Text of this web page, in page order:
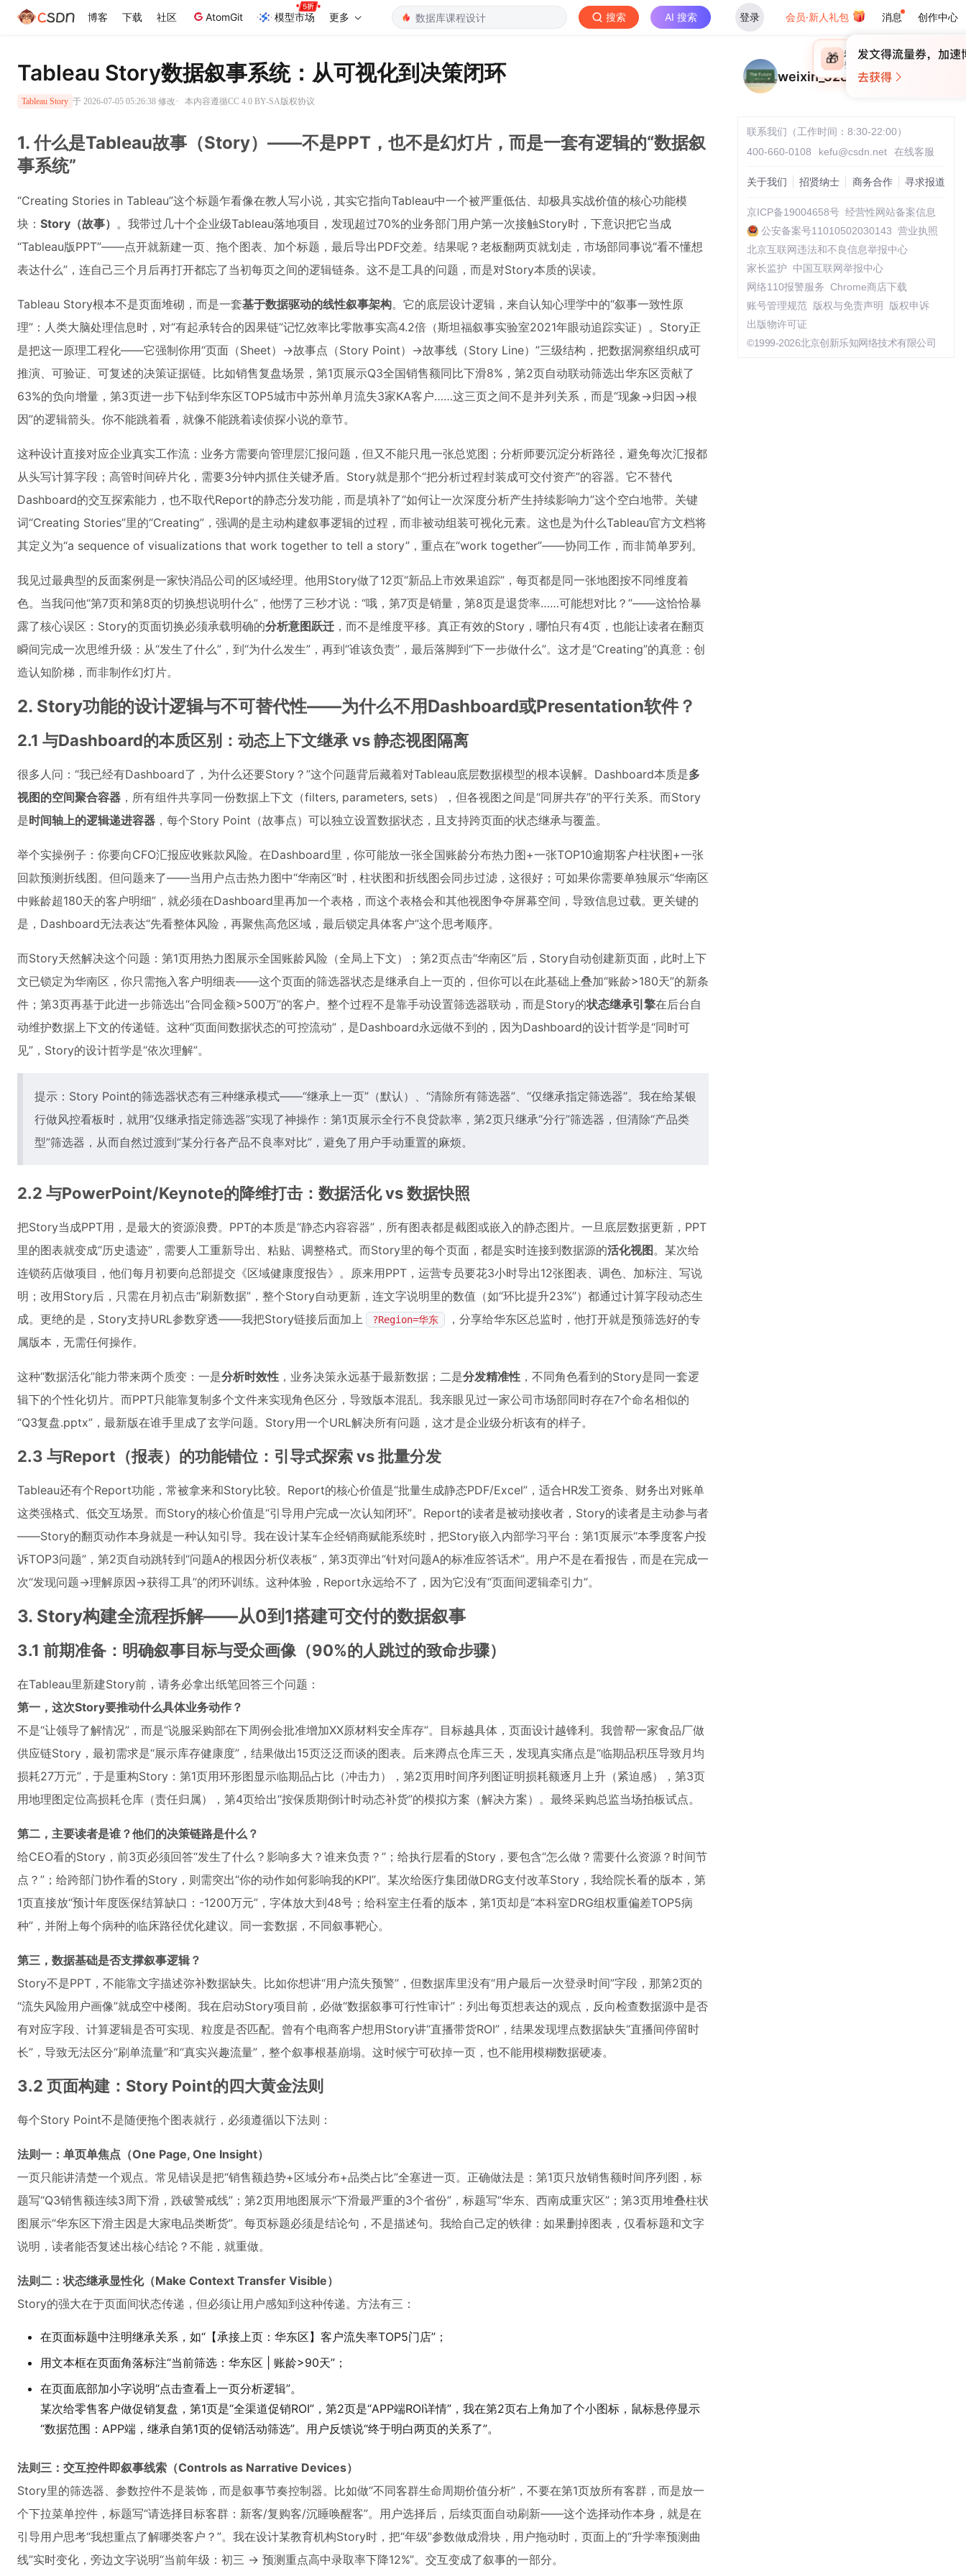
博客 下载 社区 AtomGit 模型市场 更多 搜索 AI 搜索 登录 会员·新人礼包 消息 创作中心
×
🎁 未登录
登录领取最高
Tableau Story数据叙事系统：从可视化到决策闭环
Tableau Story 于 2026-07-05 05:26:38 修改· 本内容遵循CC 4.0 BY-SA版权协议
1. 什么是Tableau故事（Story）——不是PPT，也不是幻灯片，而是一套有逻辑的“数据叙
事系统”
“Creating Stories in Tableau”这个标题乍看像在教人写小说，其实它指向Tableau中一个被严重低估、却极具实战价值的核心功能模
块： Story（故事） 。我带过几十个企业级Tableau落地项目，发现超过70%的业务部门用户第一次接触Story时，下意识把它当成
“Tableau版PPT”——点开就新建一页、拖个图表、加个标题，最后导出PDF交差。结果呢？老板翻两页就划走，市场部同事说“看不懂想
表达什么”，连自己三个月后再打开都忘了当初每页之间的逻辑链条。这不是工具的问题，而是对Story本质的误读。
Tableau Story根本不是页面堆砌，而是一套基于数据驱动的线性叙事架构。它的底层设计逻辑，来自认知心理学中的“叙事一致性原
理”：人类大脑处理信息时，对“有起承转合的因果链”记忆效率比零散事实高4.2倍（斯坦福叙事实验室2021年眼动追踪实证）。Story正
是把这一原理工程化——它强制你用“页面（Sheet）→故事点（Story Point）→故事线（Story Line）”三级结构，把数据洞察组织成可
推演、可验证、可复述的决策证据链。比如销售复盘场景，第1页展示Q3全国销售额同比下滑8%，第2页自动联动筛选出华东区贡献了
63%的负向增量，第3页进一步下钻到华东区TOP5城市中苏州单月流失3家KA客户……这三页之间不是并列关系，而是“现象→归因→根
因”的逻辑箭头。你不能跳着看，就像不能跳着读侦探小说的章节。
这种设计直接对应企业真实工作流：业务方需要向管理层汇报问题，但又不能只甩一张总览图；分析师要沉淀分析路径，避免每次汇报都
从头写计算字段；高管时间碎片化，需要3分钟内抓住关键矛盾。Story就是那个“把分析过程封装成可交付资产”的容器。它不替代
Dashboard的交互探索能力，也不取代Report的静态分发功能，而是填补了“如何让一次深度分析产生持续影响力”这个空白地带。关键
词“Creating Stories”里的“Creating”，强调的是主动构建叙事逻辑的过程，而非被动组装可视化元素。这也是为什么Tableau官方文档将
其定义为“a sequence of visualizations that work together to tell a story”，重点在“work together”——协同工作，而非简单罗列。
我见过最典型的反面案例是一家快消品公司的区域经理。他用Story做了12页“新品上市效果追踪”，每页都是同一张地图按不同维度着
色。当我问他“第7页和第8页的切换想说明什么”，他愣了三秒才说：“哦，第7页是销量，第8页是退货率……可能想对比？”——这恰恰暴
露了核心误区：Story的页面切换必须承载明确的分析意图跃迁 ，而不是维度平移。真正有效的Story，哪怕只有4页，也能让读者在翻页
瞬间完成一次思维升级：从“发生了什么”，到“为什么发生”，再到“谁该负责”，最后落脚到“下一步做什么”。这才是“Creating”的真意：创
造认知阶梯，而非制作幻灯片。
2. Story功能的设计逻辑与不可替代性——为什么不用Dashboard或Presentation软件？
2.1 与Dashboard的本质区别：动态上下文继承 vs 静态视图隔离
很多人问：“我已经有Dashboard了，为什么还要Story？”这个问题背后藏着对Tableau底层数据模型的根本误解。Dashboard本质是多
视图的空间聚合容器 ，所有组件共享同一份数据上下文（filters, parameters, sets），但各视图之间是“同屏共存”的平行关系。而Story
是时间轴上的逻辑递进容器 ，每个Story Point（故事点）可以独立设置数据状态，且支持跨页面的状态继承与覆盖。
举个实操例子：你要向CFO汇报应收账款风险。在Dashboard里，你可能放一张全国账龄分布热力图+一张TOP10逾期客户柱状图+一张
回款预测折线图。但问题来了——当用户点击热力图中“华南区”时，柱状图和折线图会同步过滤，这很好；可如果你需要单独展示“华南区
中账龄超180天的客户明细”，就必须在Dashboard里再加一个表格，而这个表格会和其他视图争夺屏幕空间，导致信息过载。更关键的
是，Dashboard无法表达“先看整体风险，再聚焦高危区域，最后锁定具体客户”这个思考顺序。
而Story天然解决这个问题：第1页用热力图展示全国账龄风险（全局上下文）；第2页点击“华南区”后，Story自动创建新页面，此时上下
文已锁定为华南区，你只需拖入客户明细表——这个页面的筛选器状态是继承自上一页的，但你可以在此基础上叠加“账龄>180天”的新条
件；第3页再基于此进一步筛选出“合同金额>500万”的客户。整个过程不是靠手动设置筛选器联动，而是Story的状态继承引擎在后台自
动维护数据上下文的传递链。这种“页面间数据状态的可控流动”，是Dashboard永远做不到的，因为Dashboard的设计哲学是“同时可
见”，Story的设计哲学是“依次理解”。
提示：Story Point的筛选器状态有三种继承模式——“继承上一页”（默认）、“清除所有筛选器”、“仅继承指定筛选器”。我在给某银
行做风控看板时，就用“仅继承指定筛选器”实现了神操作：第1页展示全行不良贷款率，第2页只继承“分行”筛选器，但清除“产品类
型”筛选器，从而自然过渡到“某分行各产品不良率对比”，避免了用户手动重置的麻烦。
2.2 与PowerPoint/Keynote的降维打击：数据活化 vs 数据快照
把Story当成PPT用，是最大的资源浪费。PPT的本质是“静态内容容器”，所有图表都是截图或嵌入的静态图片。一旦底层数据更新，PPT
里的图表就变成“历史遗迹”，需要人工重新导出、粘贴、调整格式。而Story里的每个页面，都是实时连接到数据源的活化视图。某次给
连锁药店做项目，他们每月初要向总部提交《区域健康度报告》。原来用PPT，运营专员要花3小时导出12张图表、调色、加标注、写说
明；改用Story后，只需在月初点击“刷新数据”，整个Story自动更新，连文字说明里的数值（如“环比提升23%”）都通过计算字段动态生
成。更绝的是，Story支持URL参数穿透——我把Story链接后面加上
?Region=华东
，分享给华东区总监时，他打开就是预筛选好的专
属版本，无需任何操作。
这种“数据活化”能力带来两个质变：一是分析时效性 ，业务决策永远基于最新数据；二是分发精准性 ，不同角色看到的Story是同一套逻
辑下的个性化切片。而PPT只能靠复制多个文件来实现角色区分，导致版本混乱。我亲眼见过一家公司市场部同时存在7个命名相似的
“Q3复盘.pptx”，最新版在谁手里成了玄学问题。Story用一个URL解决所有问题，这才是企业级分析该有的样子。
2.3 与Report（报表）的功能错位：引导式探索 vs 批量分发
Tableau还有个Report功能，常被拿来和Story比较。Report的核心价值是“批量生成静态PDF/Excel”，适合HR发工资条、财务出对账单
这类强格式、低交互场景。而Story的核心价值是“引导用户完成一次认知闭环”。Report的读者是被动接收者，Story的读者是主动参与者
——Story的翻页动作本身就是一种认知引导。我在设计某车企经销商赋能系统时，把Story嵌入内部学习平台：第1页展示“本季度客户投
诉TOP3问题”，第2页自动跳转到“问题A的根因分析仪表板”，第3页弹出“针对问题A的标准应答话术”。用户不是在看报告，而是在完成一
次“发现问题→理解原因→获得工具”的闭环训练。这种体验，Report永远给不了，因为它没有“页面间逻辑牵引力”。
3. Story构建全流程拆解——从0到1搭建可交付的数据叙事
3.1 前期准备：明确叙事目标与受众画像（90%的人跳过的致命步骤）
在Tableau里新建Story前，请务必拿出纸笔回答三个问题：
第一，这次Story要推动什么具体业务动作？
不是“让领导了解情况”，而是“说服采购部在下周例会批准增加XX原材料安全库存”。目标越具体，页面设计越锋利。我曾帮一家食品厂做
供应链Story，最初需求是“展示库存健康度”，结果做出15页泛泛而谈的图表。后来蹲点仓库三天，发现真实痛点是“临期品积压导致月均
损耗27万元”，于是重构Story：第1页用环形图显示临期品占比（冲击力），第2页用时间序列图证明损耗额逐月上升（紧迫感），第3页
用地理图定位高损耗仓库（责任归属），第4页给出“按保质期倒计时动态补货”的模拟方案（解决方案）。最终采购总监当场拍板试点。
第二，主要读者是谁？他们的决策链路是什么？
给CEO看的Story，前3页必须回答“发生了什么？影响多大？谁来负责？”；给执行层看的Story，要包含“怎么做？需要什么资源？时间节
点？”；给跨部门协作看的Story，则需突出“你的动作如何影响我的KPI”。某次给医疗集团做DRG支付改革Story，我给院长看的版本，第
1页直接放“预计年度医保结算缺口：-1200万元”，字体放大到48号；给科室主任看的版本，第1页却是“本科室DRG组权重偏差TOP5病
种”，并附上每个病种的临床路径优化建议。同一套数据，不同叙事靶心。
第三，数据基础是否支撑叙事逻辑？
Story不是PPT，不能靠文字描述弥补数据缺失。比如你想讲“用户流失预警”，但数据库里没有“用户最后一次登录时间”字段，那第2页的
“流失风险用户画像”就成空中楼阁。我在启动Story项目前，必做“数据叙事可行性审计”：列出每页想表达的观点，反向检查数据源中是否
有对应字段、计算逻辑是否可实现、粒度是否匹配。曾有个电商客户想用Story讲“直播带货ROI”，结果发现埋点数据缺失“直播间停留时
长”，导致无法区分“刷单流量”和“真实兴趣流量”，整个叙事根基崩塌。这时候宁可砍掉一页，也不能用模糊数据硬凑。
3.2 页面构建：Story Point的四大黄金法则
每个Story Point不是随便拖个图表就行，必须遵循以下法则：
法则一：单页单焦点（One Page, One Insight）
一页只能讲清楚一个观点。常见错误是把“销售额趋势+区域分布+品类占比”全塞进一页。正确做法是：第1页只放销售额时间序列图，标
题写“Q3销售额连续3周下滑，跌破警戒线”；第2页用地图展示“下滑最严重的3个省份”，标题写“华东、西南成重灾区”；第3页用堆叠柱状
图展示“华东区下滑主因是大家电品类断货”。每页标题必须是结论句，不是描述句。我给自己定的铁律：如果删掉图表，仅看标题和文字
说明，读者能否复述出核心结论？不能，就重做。
法则二：状态继承显性化（Make Context Transfer Visible）
Story的强大在于页面间状态传递，但必须让用户感知到这种传递。方法有三：
在页面标题中注明继承关系，如“【承接上页：华东区】客户流失率TOP5门店”；
用文本框在页面角落标注“当前筛选：华东区 | 账龄>90天”；
在页面底部加小字说明“点击查看上一页分析逻辑”。
某次给零售客户做促销复盘，第1页是“全渠道促销ROI”，第2页是“APP端ROI详情”，我在第2页右上角加了个小图标，鼠标悬停显示
“数据范围：APP端，继承自第1页的促销活动筛选”。用户反馈说“终于明白两页的关系了”。
法则三：交互控件即叙事线索（Controls as Narrative Devices）
Story里的筛选器、参数控件不是装饰，而是叙事节奏控制器。比如做“不同客群生命周期价值分析”，不要在第1页放所有客群，而是放一
个下拉菜单控件，标题写“请选择目标客群：新客/复购客/沉睡唤醒客”。用户选择后，后续页面自动刷新——这个选择动作本身，就是在
引导用户思考“我想重点了解哪类客户？”。我在设计某教育机构Story时，把“年级”参数做成滑块，用户拖动时，页面上的“升学率预测曲
线”实时变化，旁边文字说明“当前年级：初三 → 预测重点高中录取率下降12%”。交互变成了叙事的一部分。
weixin_32830601
联系我们（工作时间：8:30-22:00）
400-660-0108
kefu@csdn.net 在线客服
关于我们 招贤纳士 商务合作 寻求报道
京ICP备19004658号 经营性网站备案信息
公安备案号11010502030143 营业执照
北京互联网违法和不良信息举报中心
家长监护
中国互联网举报中心
网络110报警服务 Chrome商店下载
账号管理规范
版权与免责声明
版权申诉
出版物许可证
©1999-2026北京创新乐知网络技术有限公司